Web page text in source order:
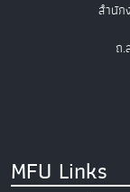
สำนัก
ถ.
MFU Links